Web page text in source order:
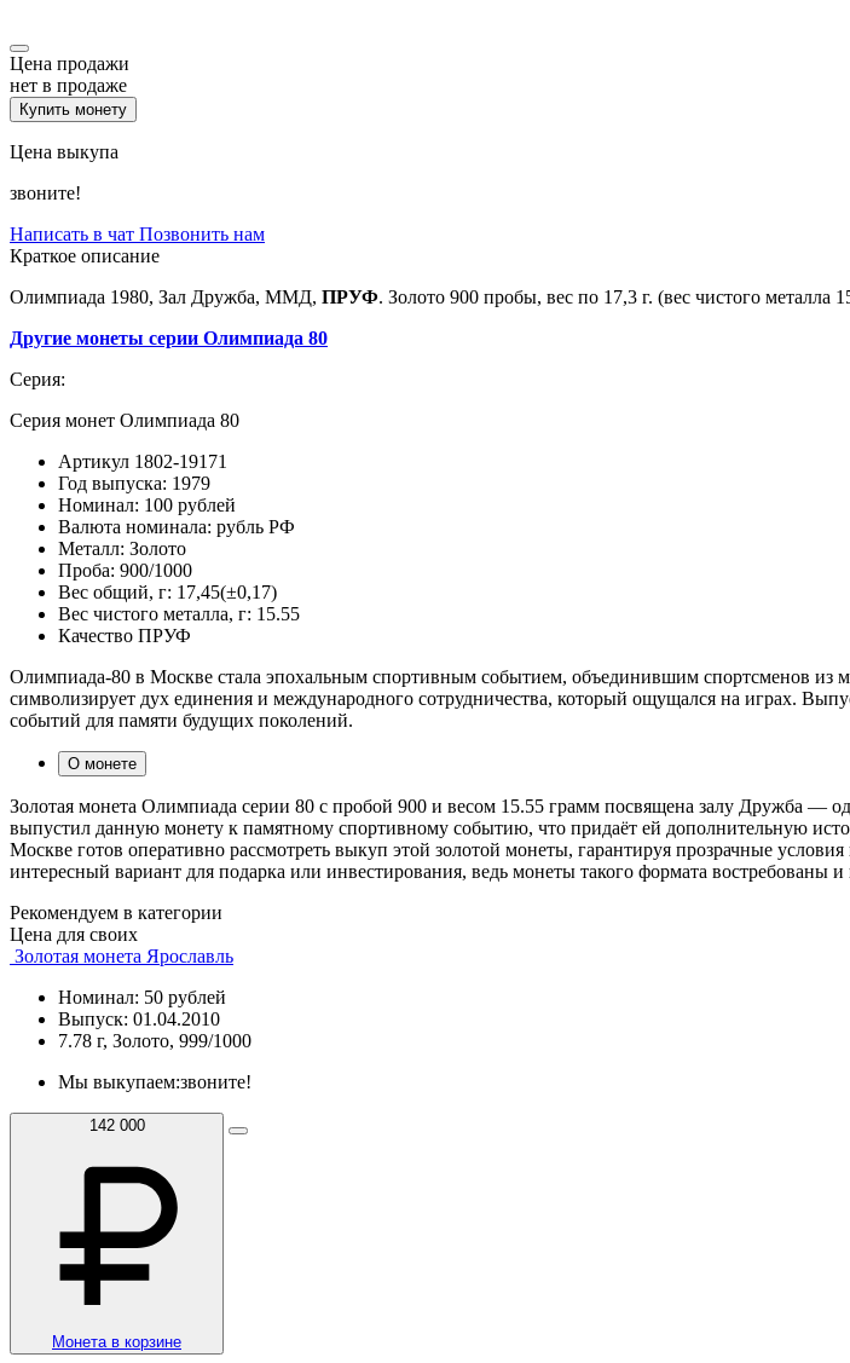
Цена продажи
нет в продаже
Купить монету
Цена выкупа
звоните!
Написать в чат Позвонить нам
Краткое описание
Олимпиада 1980, Зал Дружба, ММД, ПРУФ. Золото 900 пробы, вес по 17,3 г. (вес чистого металла
Другие монеты серии Олимпиада 80
Серия:
Серия монет Олимпиада 80
Артикул 1802-19171
Год выпуска: 1979
Номинал: 100 рублей
Валюта номинала: рубль РФ
Металл: Золото
Проба: 900/1000
Вес общий, г: 17,45(±0,17)
Вес чистого металла, г: 15.55
Качество ПРУФ
Олимпиада-80 в Москве стала эпохальным спортивным событием, объединившим спортсменов из
символизирует дух единения и международного сотрудничества, который ощущался на играх.
событий для памяти будущих поколений.
О монете
Золотая монета Олимпиада серии 80 с пробой 900 и весом 15.55 грамм посвящена залу Дружба
выпустил данную монету к памятному спортивному событию, что придаёт ей дополнительную
Москве готов оперативно рассмотреть выкуп этой золотой монеты, гарантируя прозрачные
интересный вариант для подарка или инвестирования, ведь монеты такого формата востребованы
Рекомендуем в категории
Цена для своих
Золотая монета Ярославль
Номинал: 50 рублей
Выпуск: 01.04.2010
7.78 г, Золото, 999/1000
Мы выкупаем:звоните!
142 000
Монета в корзине